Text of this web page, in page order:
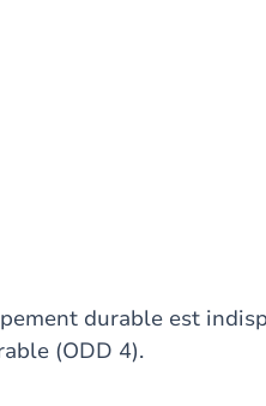
durable est
(ODD 4).